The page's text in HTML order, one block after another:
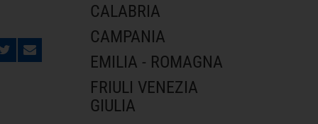
CALABRIA
CAMPANIA
EMILIA - ROMAGNA
FRIULI VENEZIA
GIULIA